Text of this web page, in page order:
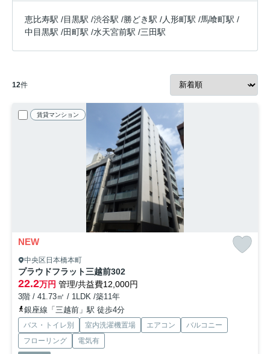
恵比寿駅 /目黒駅 /渋谷駅 /勝どき駅 /人形町駅 /馬喰町駅 /
中目黒駅 /田町駅 /水天宮前駅 /三田駅
12件
賃貸マンション
NEW
中央区日本橋本町
プラウドフラット三越前302
22.2万円 管理/共益費12,000円
3階 / 41.73㎡ / 1LDK /築11年
銀座線「三越前」駅 徒歩4分
バス・トイレ別 室内洗濯機置場 エアコン
バルコニー
フローリング
電気有